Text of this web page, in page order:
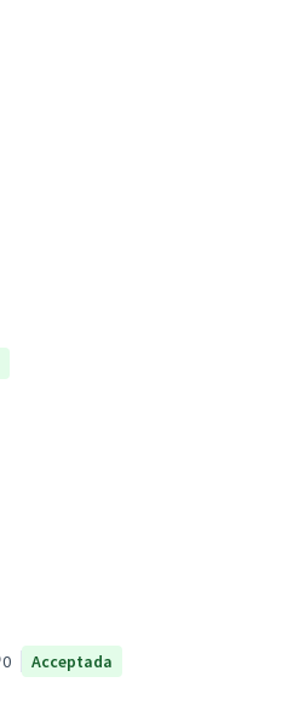
0 Acceptada